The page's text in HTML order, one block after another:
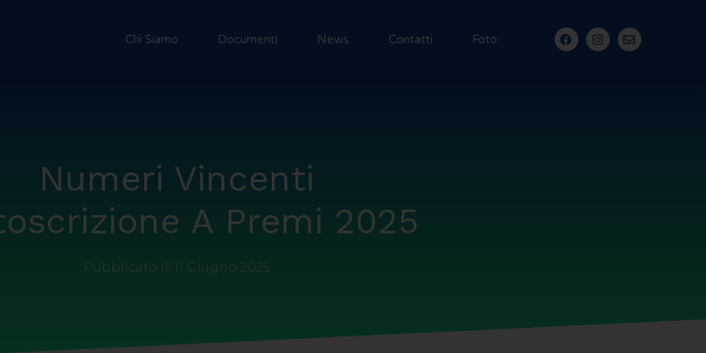
Chi Siamo Documenti News Contatti Foto
Numeri Vincenti
A Premi 2025
Pubblicato il: 11 Giugno 2025